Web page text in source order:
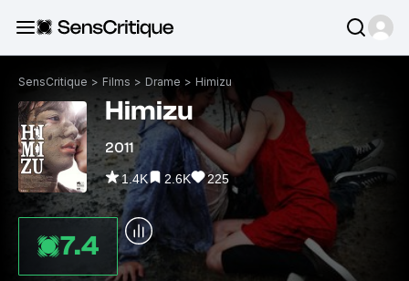
SensCritique > Films > Drame > Himizu
Himizu
2011
1.4K 2.6K 225
7.4